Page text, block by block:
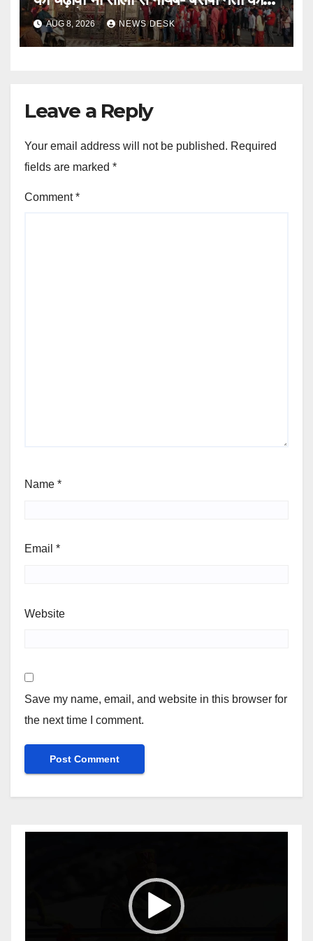
बड़ा आरोप
AUG 8, 2026 NEWS DESK
Leave a Reply
Your email address will not be published. Required
fields are marked *
Comment*
Name *
Email *
Website
Save my name, email, and website in this browser for
the next time I comment.